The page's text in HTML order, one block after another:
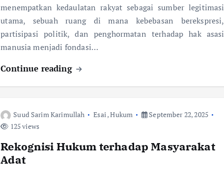
menempatkan kedaulatan rakyat sebagai sumber legitimasi
utama, sebuah ruang di mana kebebasan berekspresi,
partisipasi politik, dan penghormatan terhadap hak asasi
manusia menjadi fondasi…
Continue reading
Suud Sarim Karimullah Esai,Hukum
September 22, 2025
125 views
Rekognisi Hukum terhadap Masyarakat
Adat